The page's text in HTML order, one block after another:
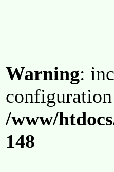
Warning:
/www/
148